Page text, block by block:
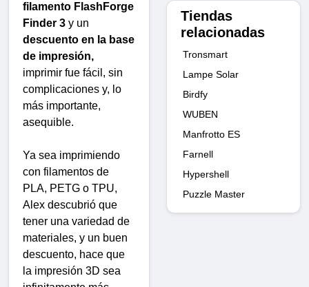
filamento FlashForge
Finder 3 y un
descuento en la base
de impresión,
imprimir fue fácil, sin
complicaciones y, lo
más importante,
asequible.
Ya sea imprimiendo
con filamentos de
PLA, PETG o TPU,
Alex descubrió que
tener una variedad de
materiales, y un buen
descuento, hace que
la impresión 3D sea
Tiendas
relacionadas
Tronsmart
Lampe Solar
Birdfy
WUBEN
Manfrotto ES
Farnell
Hypershell
Puzzle Master